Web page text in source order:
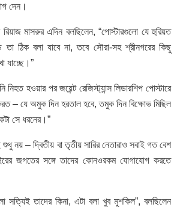
দেন।
রিয়াজ মাসরুর এদিন বলছিলেন, “পোস্টারগুলো যে হুরিয়ত
তা ঠিক বলা যাবে না, তবে সৌরা-সহ শ্রীনগরের কিছু
যাচ্ছে।”
নিহত হওয়ার পর জয়েন্ট রেজিস্ট্যান্স লিডারশিপ পোস্টারে
– যে অমুক দিন হরতাল হবে, তমুক দিন বিক্ষোভ মিছিল
সে ধরনের।”
শুধু নয় – দ্বিতীয় বা তৃতীয় সারির নেতারাও সবাই গত বেশ
জগতের সঙ্গে তাদের কোনওরকম যোগাযোগ করতে
সত্যিই তাদের কিনা, এটা বলা খুব মুশকিল”, বলছিলেন